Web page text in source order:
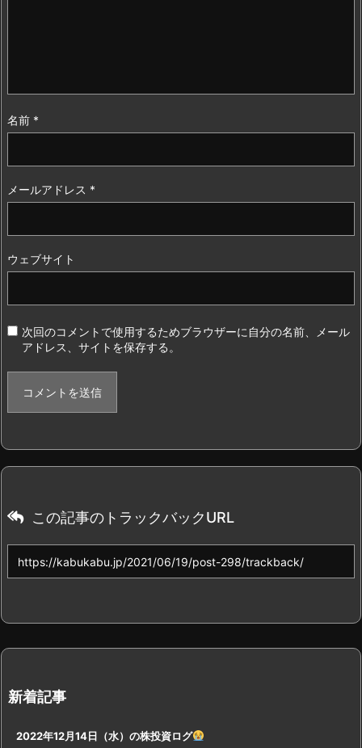
名前 *
メールアドレス *
ウェブサイト
次回のコメントで使用するためブラウザーに自分の名前、メール
アドレス、サイトを保存する。
この記事のトラックバックURL
新着記事
2022年12月14日（水）の株投資ログ